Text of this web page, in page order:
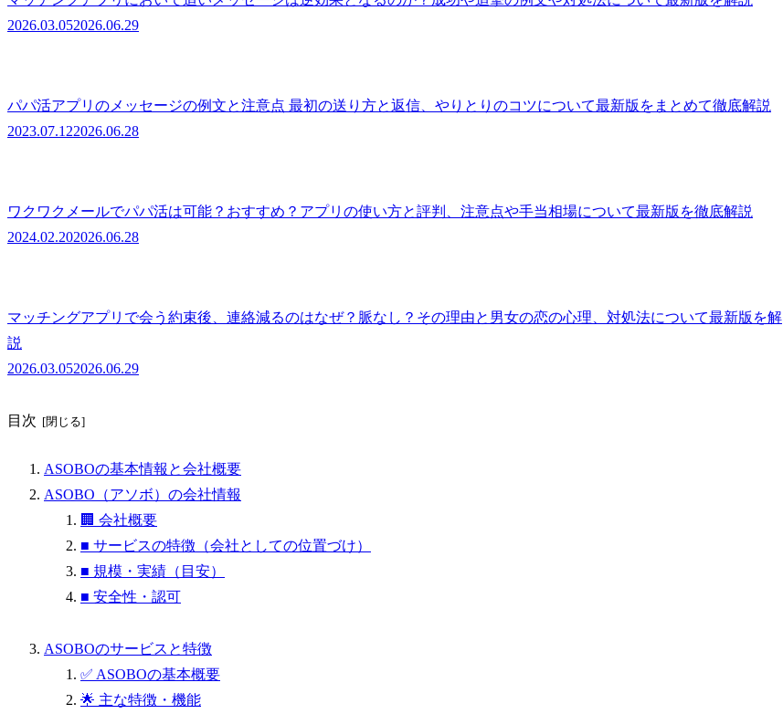
2026.03.052026.06.29
パパ活アプリのメッセージの例文と注意点 最初の送り方と返信、やりとりのコツについて最新版をまとめて徹底解説
2023.07.122026.06.28
ワクワクメールでパパ活は可能？おすすめ？アプリの使い方と評判、注意点や手当相場について最新版を徹底解説
2024.02.202026.06.28
マッチングアプリで会う約束後、連絡減るのはなぜ？脈なし？その理由と男女の恋の心理、対処法について最新版を解
説
2026.03.052026.06.29
目次
ASOBOの基本情報と会社概要
ASOBO（アソボ）の会社情報
🏢 会社概要
■ サービスの特徴（会社としての位置づけ）
■ 規模・実績（目安）
■ 安全性・認可
ASOBOのサービスと特徴
✅ ASOBOの基本概要
🌟 主な特徴・機能